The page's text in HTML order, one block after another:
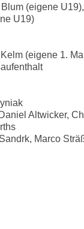
(eigene
U19)
(eigene 1.
Altwicker,
Marco